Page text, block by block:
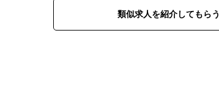
類似求人を紹介してもらう